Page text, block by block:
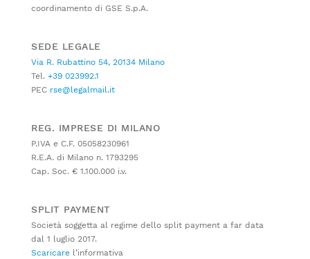
coordinamento di GSE S.p.A.
SEDE LEGALE
Via R. Rubattino 54, 20134 Milano
Tel. +39 023992.1
PEC rse@legalmail.it
REG. IMPRESE DI MILANO
P.IVA e C.F. 05058230961
R.E.A. di Milano n. 1793295
Cap. Soc. € 1.100.000 i.v.
SPLIT PAYMENT
Società soggetta al regime dello split payment a far data
dal 1 luglio 2017.
Scaricare l’informativa